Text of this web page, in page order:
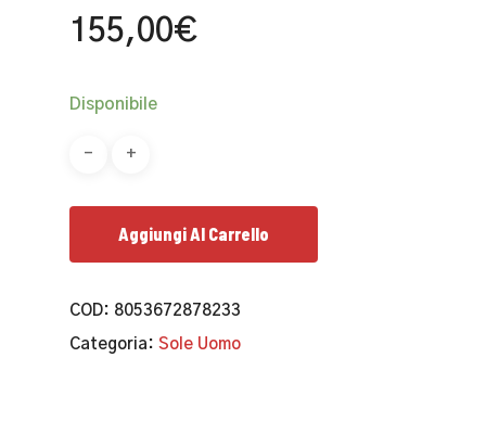
155,00€
Disponibile
Aggiungi Al Carrello
COD: 8053672878233
Categoria: Sole Uomo